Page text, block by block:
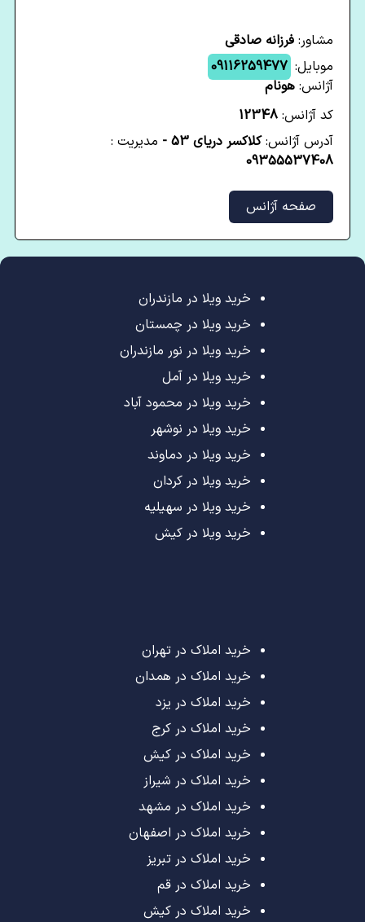
مشاور: فرزانه صادقی
موبایل: 09116259477
آژانس: هونام
کد آژانس: 12348
آدرس آژانس:کلاکسر دریای 53 -
مدیریت :
09355537408
صفحه آژانس
خرید ویلا در مازندران
خرید ویلا در چمستان
خرید ویلا در نور مازندران
خرید ویلا در آمل
خرید ویلا در محمود آباد
خرید ویلا در نوشهر
خرید ویلا در دماوند
خرید ویلا در کردان
خرید ویلا در سهیلیه
خرید ویلا در کیش
خرید املاک در تهران
خرید املاک در همدان
خرید املاک در یزد
خرید املاک در کرج
خرید املاک در کیش
خرید املاک در شیراز
خرید املاک در مشهد
خرید املاک در اصفهان
خرید املاک در تبریز
خرید املاک در قم
خرید املاک در کیش